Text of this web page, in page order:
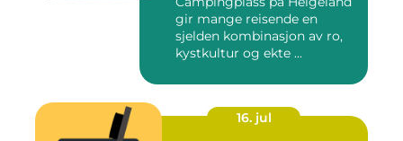
gir mange reisende en
sjelden kombinasjon av ro,
kystkultur og ekte ...
16. jul